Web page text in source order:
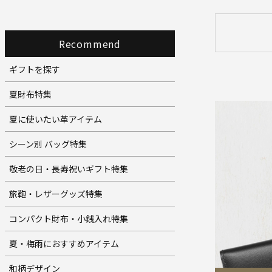
Recommend
ギフトを探す
夏財布特集
夏に使いたい革アイテム
シーン別 バッグ特集
敬老の日・長寿祝いギフト特集
旅鞄・レザーグッズ特集
コンパクト財布・小銭入れ特集
夏・梅雨におすすめアイテム
和柄デザイン